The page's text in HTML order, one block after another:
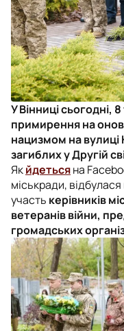
У Вінниці сьогодні,
примирення на
нацизмом на вулиці
загиблих у Другій
Якйдетьсяна
міськради,
участь керівників
ветеранів війни,
громадських